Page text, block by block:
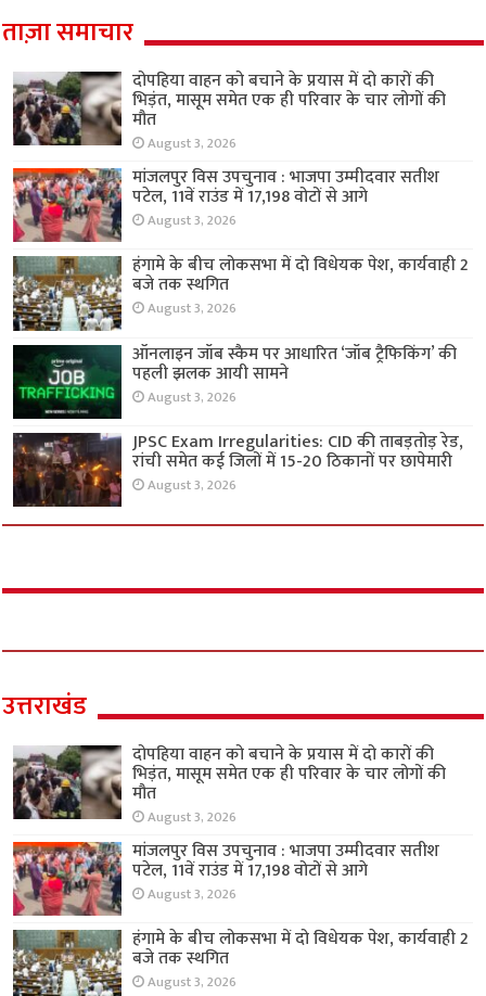
ताज़ा समाचार
दोपहिया वाहन को बचाने के प्रयास में दो कारों की
भिड़ंत, मासूम समेत एक ही परिवार के चार लोगों की
मौत
August 3, 2026
मांजलपुर विस उपचुनाव : भाजपा उम्मीदवार सतीश
पटेल, 11वें राउंड में 17,198 वोटों से आगे
August 3, 2026
हंगामे के बीच लोकसभा में दो विधेयक पेश, कार्यवाही 2
बजे तक स्थगित
August 3, 2026
ऑनलाइन जॉब स्कैम पर आधारित ‘जॉब ट्रैफिकिंग’ की
पहली झलक आयी सामने
August 3, 2026
JPSC Exam Irregularities: CID की ताबड़तोड़ रेड,
रांची समेत कई जिलों में 15-20 ठिकानों पर छापेमारी
August 3, 2026
उत्तराखंड
दोपहिया वाहन को बचाने के प्रयास में दो कारों की
भिड़ंत, मासूम समेत एक ही परिवार के चार लोगों की
मौत
August 3, 2026
मांजलपुर विस उपचुनाव : भाजपा उम्मीदवार सतीश
पटेल, 11वें राउंड में 17,198 वोटों से आगे
August 3, 2026
हंगामे के बीच लोकसभा में दो विधेयक पेश, कार्यवाही 2
बजे तक स्थगित
August 3, 2026